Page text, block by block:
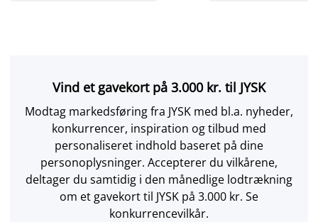
Vind et gavekort på 3.000 kr. til JYSK
Modtag markedsføring fra JYSK med bl.a. nyheder,
konkurrencer, inspiration og tilbud med
personaliseret indhold baseret på dine
personoplysninger. Accepterer du vilkårene,
deltager du samtidig i den månedlige lodtrækning
om et gavekort til JYSK på 3.000 kr. Se
konkurrencevilkår.